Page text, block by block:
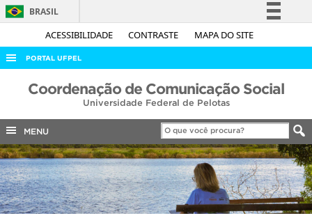
ACESSIBILIDADE CONTRASTE MAPA DO SITE
BRASIL
Simplifique!
Acesso à informação
Legislação
Canais
PORTAL UFPEL
ACESSO À INFORMAÇÃO
COBALTO
CONCURSOS
EDITAIS
INTERNACIONAL
Coordenação de Comunicação Social
Universidade Federal de Pelotas
MENU